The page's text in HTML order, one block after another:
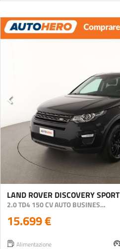
LAND ROVER DISCOVERY SPORT
2.0 TD4 150 CV AUTO BUSINESS ED. PREMIUM SE
15.699 €
Alimentazione